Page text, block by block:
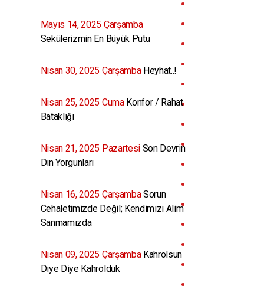
Mayıs 14, 2025 Çarşamba
Sekülerizmin En Büyük Putu
Nisan 30, 2025 ÇarşambaHeyhat..!
Nisan 25, 2025 CumaKonfor / Rahat
Bataklığı
Nisan 21, 2025 PazartesiSon Devrin
Din Yorgunları
Nisan 16, 2025 ÇarşambaSorun
Cehaletimizde Değil; Kendimizi Alim
Sanmamızda
Nisan 09, 2025 ÇarşambaKahrolsun
Diye Diye Kahrolduk